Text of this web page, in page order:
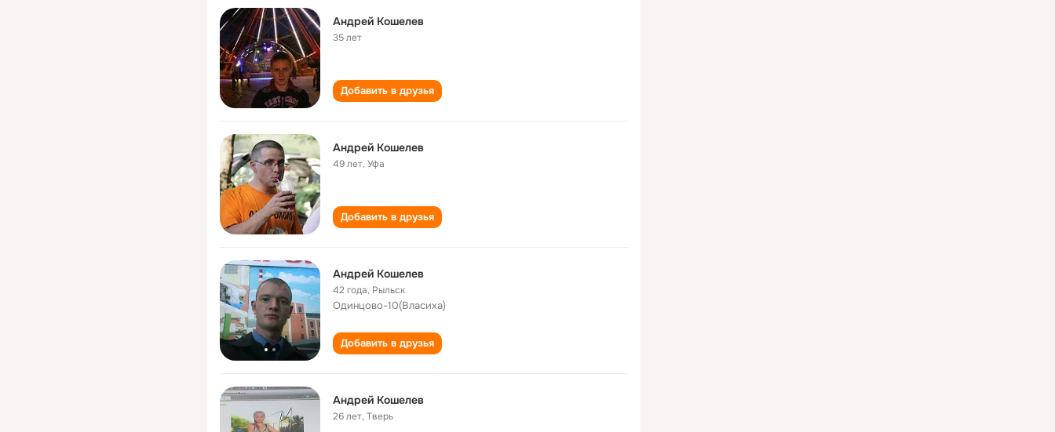
Андрей Кошелев
35 лет
Добавить в друзья
Андрей Кошелев
49 лет,Уфа
Добавить в друзья
Андрей Кошелев
42 года, Рыльск
Одинцово-10(Власиха)
Добавить в друзья
Андрей Кошелев
26 лет,Тверь